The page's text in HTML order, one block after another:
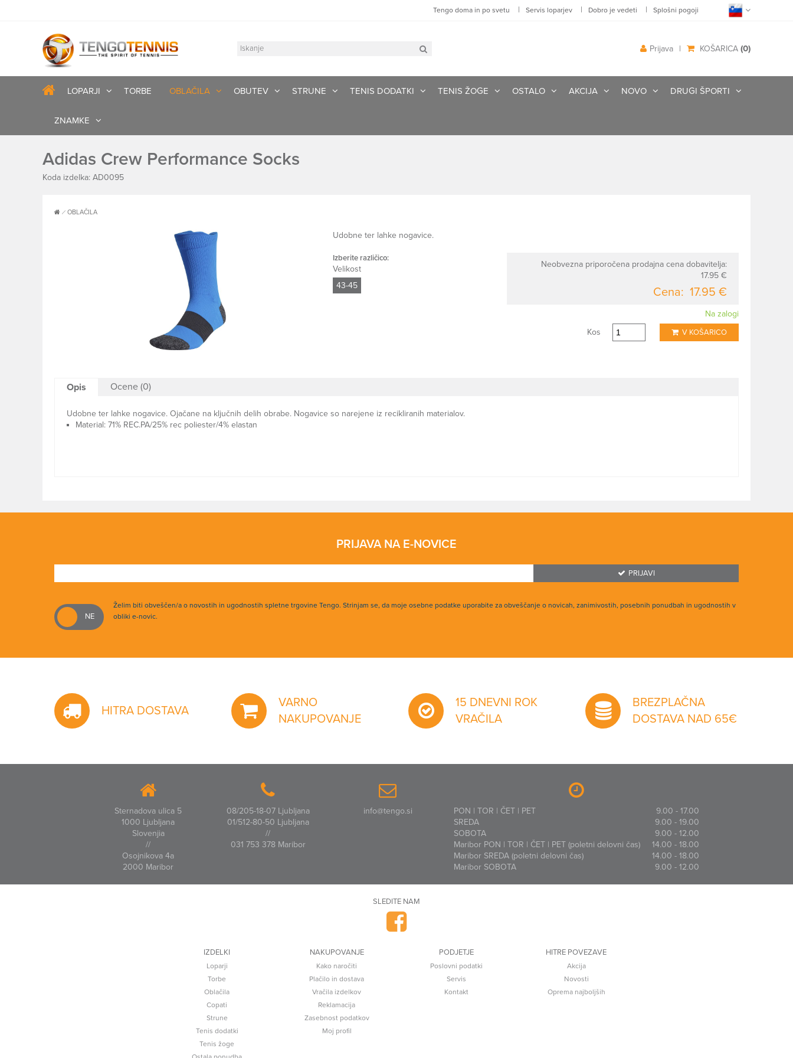
Tengo doma in po svetu | Servis loparjev | Dobro je vedeti | Splošni pogoji
KOŠARICA (0)
|
Prijava
LOPARJI TORBE OBLAČILA OBUTEV STRUNE TENIS DODATKI TENIS ŽOGE OSTALO AKCIJA NOVO DRUGI ŠPORTI
ZNAMKE
Adidas Crew Performance Socks
Koda izdelka: AD0095
OBLAČILA
Udobne ter lahke nogavice.
Izberite različico:
Velikost
43-45
Neobvezna priporočena prodajna cena dobavitelja:
17.95 €
Cena: 17.95 €
Na zalogi
Kos
V KOŠARICO
Opis Ocene (0)
Udobne ter lahke nogavice. Ojačane na ključnih delih obrabe. Nogavice so narejene iz recikliranih materialov.
Material: 71% REC.PA/25% rec poliester/4% elastan
PRIJAVA NA E-NOVICE
PRIJAVI
Želim biti obveščen/a o novostih in ugodnostih spletne trgovine Tengo. Strinjam se, da moje osebne podatke uporabite za obveščanje o novicah, zanimivostih, posebnih ponudbah in ugodnostih v
obliki e-novic.
HITRA DOSTAVA
VARNO
NAKUPOVANJE
15 DNEVNI ROK
VRAČILA
BREZPLAČNA
DOSTAVA NAD 65€
Sternadova ulica 5
1000 Ljubljana
Slovenjia
//
Osojnikova 4a
2000 Maribor
08/205-18-07 Ljubljana
01/512-80-50 Ljubljana
//
031 753 378 Maribor
info@tengo.si PON | TOR | ČET | PET
9.00 - 17.00
SREDA
9.00 - 19.00
SOBOTA
9.00 - 12.00
Maribor PON | TOR | ČET | PET (poletni delovni čas)
14.00 - 18.00
Maribor SREDA (poletni delovni čas)
14.00 - 18.00
Maribor SOBOTA
9.00 - 12.00
SLEDITE NAM
IZDELKI
Loparji
Torbe
Oblačila
Copati
Strune
Tenis dodatki
Tenis žoge
NAKUPOVANJE
Kako naročiti
Plačilo in dostava
Vračila izdelkov
Reklamacija
Zasebnost podatkov
Moj profil
PODJETJE
Poslovni podatki
Servis
Kontakt
HITRE POVEZAVE
Akcija
Novosti
Oprema najboljših